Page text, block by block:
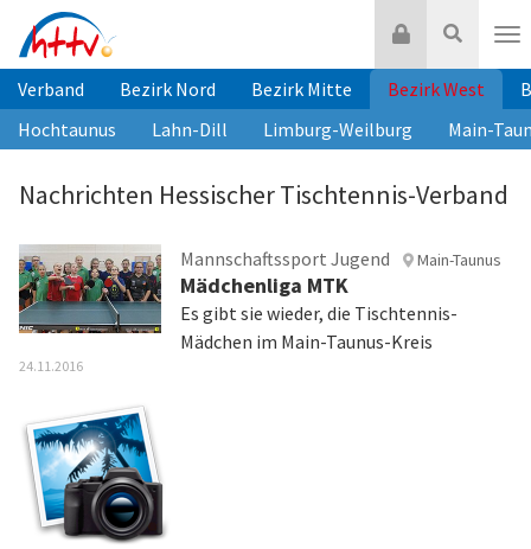
Inhalt
springen
Suche
Login
Verband Bezirk Nord Bezirk Mitte Bezirk West
Hochtaunus
Lahn-Dill Limburg-Weilburg Main-
Nachrichten Hessischer Tischtennis-Verband
Mannschaftssport Jugend Main-Taunus
Mädchenliga MTK
Es gibt sie wieder, die Tischtennis-
Mädchen im Main-Taunus-Kreis
24.11.2016